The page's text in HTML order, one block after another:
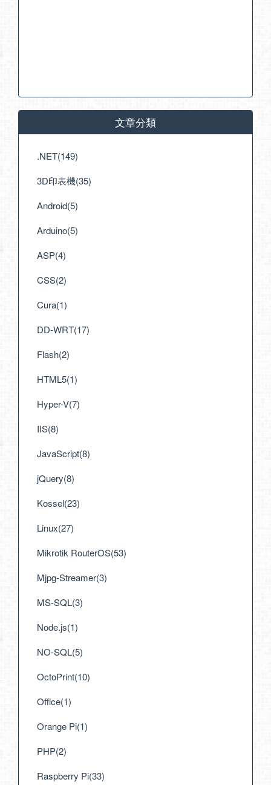
文章分類
.NET(149)
3D印表機(35)
Android(5)
Arduino(5)
ASP(4)
CSS(2)
Cura(1)
DD-WRT(17)
Flash(2)
HTML5(1)
Hyper-V(7)
IIS(8)
JavaScript(8)
jQuery(8)
Kossel(23)
Linux(27)
Mikrotik RouterOS(53)
Mjpg-Streamer(3)
MS-SQL(3)
Node.js(1)
NO-SQL(5)
OctoPrint(10)
Office(1)
Orange Pi(1)
PHP(2)
Raspberry Pi(33)